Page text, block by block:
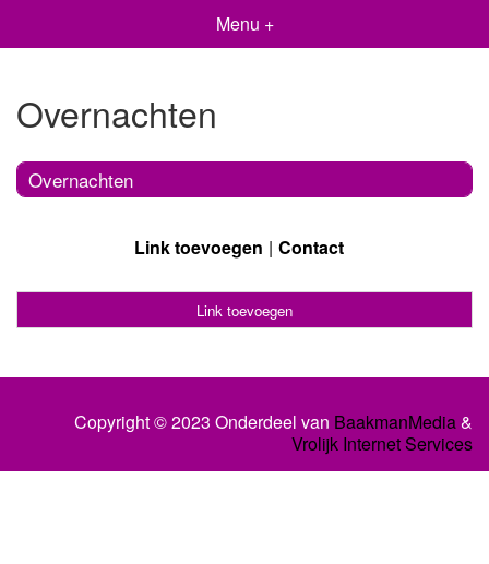
Menu +
Overnachten
Overnachten
Link toevoegen Contact
Link toevoegen
Copyright © 2023 Onderdeel van BaakmanMedia&
Vrolijk Internet Services